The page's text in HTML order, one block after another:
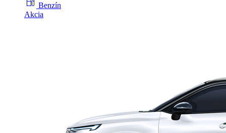
Benzín
Akcia